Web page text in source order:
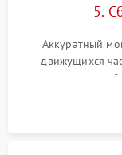
5.
Аккуратный
движущихся